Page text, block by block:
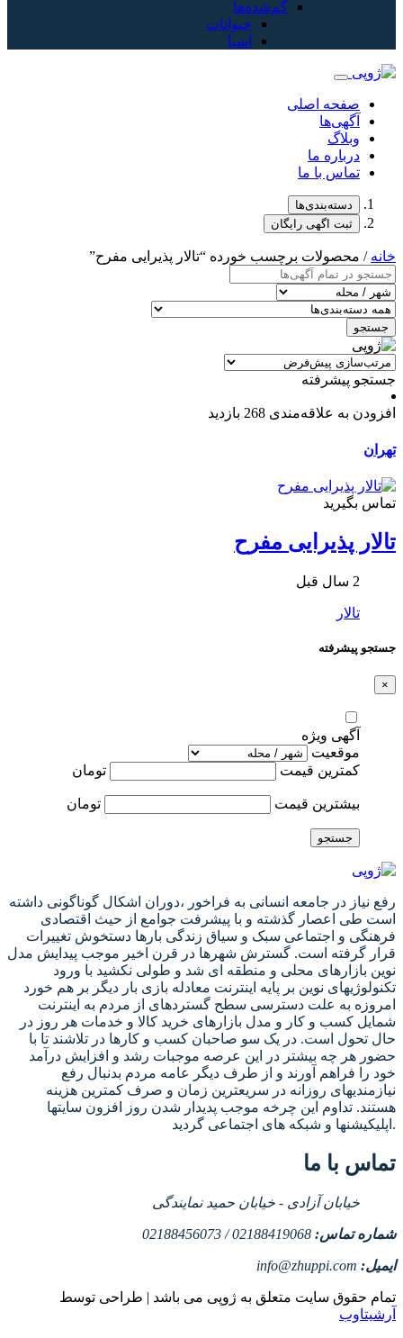
گم‌شده‌ها
حیوانات
اشیا
صفحه اصلی
آگهی‌ها
وبلاگ
درباره ما
تماس با ما
دسته‌بندی‌ها
ثبت اگهی رایگان
خانه / محصولات برچسب خورده “تالار پذیرایی مفرح”
جستجو
جستجو پیشرفته
افزودن به علاقه‌مندی 268 بازدید
تهران
تماس بگیرید
تالار پذیرایی مفرح
2 سال قبل
تالار
جستجو پیشرفته
×
آگهی ویژه
موقعیت
کمترین قیمت
تومان
بیشترین قیمت تومان
جستجو
رفع نیاز در جامعه انسانی به فراخور ،دوران اشکال گوناگونی داشته
است طی اعصار گذشته و با پیشرفت جوامع از حیث اقتصادی
فرهنگی و اجتماعی سبک و سیاق زندگی بارها دستخوش تغییرات
قرار گرفته است. گسترش شهرها در قرن اخیر موجب پیدایش مدل
نوین بازارهای محلی و منطقه ای شد و طولی نکشید با ورود
تکنولوژیهای نوین بر پایه اینترنت معادله بازی بار دیگر بر هم خورد
امروزه به علت دسترسی سطح گستردهای از مردم به اینترنت
شمایل کسب و کار و مدل بازارهای خرید کالا و خدمات هر روز در
حال تحول است. در یک سو صاحبان کسب و کارها در تلاشند تا با
حضور هر چه بیشتر در این عرصه موجبات رشد و افزایش درآمد
خود را فراهم آورند و از طرف دیگر عامه مردم بدنبال رفع
نیازمندیهای روزانه در سریعترین زمان و صرف کمترین هزینه
هستند. تداوم این چرخه موجب پدیدار شدن روز افزون سایتها
اپلیکیشنها و شبکه های اجتماعی گردید.
تماس با ما
خیابان آزادی - خیابان حمید نمایندگی
شماره تماس: 02188419068 / 02188456073
ایمیل: info@zhuppi.com
تمام حقوق سایت متعلق به ژوپی می باشد | طراحی توسط
آرشیتاوب